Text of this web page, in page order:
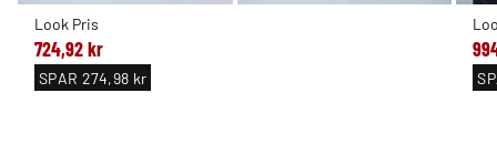
Look Pris
724,92 kr
SPAR 274,98 kr